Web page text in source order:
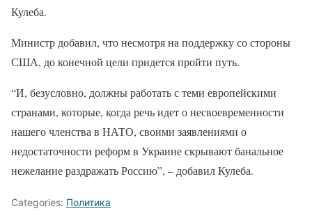
Кулеба.
Министр добавил, что несмотря на поддержку со стороны
США, до конечной цели придется пройти путь.
“И, безусловно, должны работать с теми европейскими
странами, которые, когда речь идет о несвоевременности
нашего членства в НАТО, своими заявлениями о
недостаточности реформ в Украине скрывают банальное
нежелание раздражать Россию”, – добавил Кулеба.
Categories: Политика